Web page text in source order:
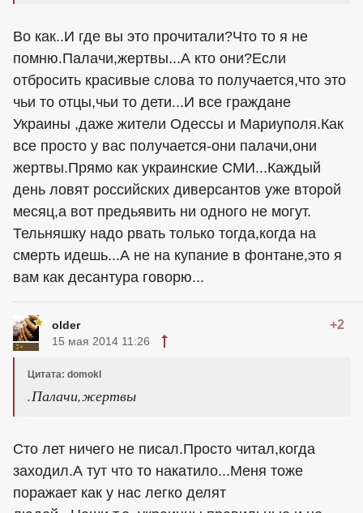
Во как..И где вы это прочитали?Что то я не
помню.Палачи,жертвы...А кто они?Если
отбросить красивые слова то получается,что это
чьи то отцы,чьи то дети...И все граждане
Украины ,даже жители Одессы и Мариуполя.Как
все просто у вас получается-они палачи,они
жертвы.Прямо как украинские СМИ...Каждый
день ловят российских диверсантов уже второй
месяц,а вот предьявить ни одного не могут.
Тельняшку надо рвать только тогда,когда на
смерть идешь...А не на купание в фонтане,это я
вам как десантура говорю...
older +2
15 мая 2014 11:26
Цитата: domokl
.Палачи,жертвы
Сто лет ничего не писал.Просто читал,когда
заходил.А тут что то накатило...Меня тоже
поражает как у нас легко делят